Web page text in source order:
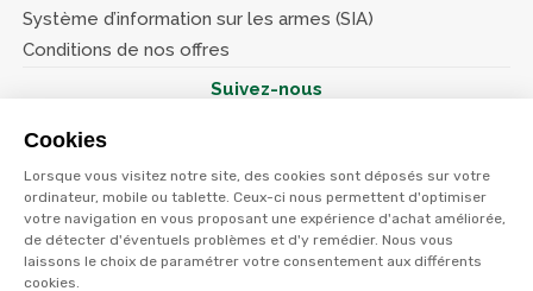
Cookies
Lorsque vous visitez notre site, des cookies sont déposés sur votre
ordinateur, mobile ou tablette. Ceux-ci nous permettent d'optimiser
votre navigation en vous proposant une expérience d'achat améliorée,
de détecter d'éventuels problèmes et d'y remédier. Nous vous
laissons le choix de paramétrer votre consentement aux différents
cookies.
Système d’information sur les armes (SIA)
Conditions de nos offres
Suivez-nous
© Terres et eaux 2026
Politique de confidentialité
Mentions légales
CGV